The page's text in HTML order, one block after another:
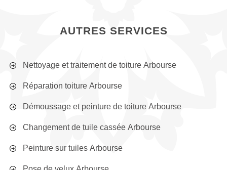
AUTRES SERVICES
Nettoyage et traitement de toiture Arbourse
Réparation toiture Arbourse
Démoussage et peinture de toiture Arbourse
Changement de tuile cassée Arbourse
Peinture sur tuiles Arbourse